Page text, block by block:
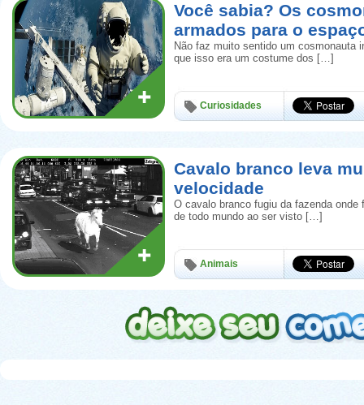
Você sabia? Os
armados para o
Não faz muito sentido um cosmonauta
que isso era um costume dos […]
Curiosidades
Cavalo branco leva
velocidade
O cavalo branco fugiu da fazenda
de todo mundo ao ser visto […]
Animais